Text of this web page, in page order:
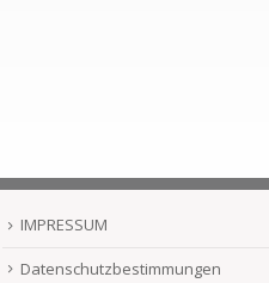
IMPRESSUM
Datenschutzbestimmungen